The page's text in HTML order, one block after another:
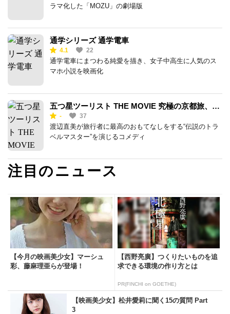
ラマ化した「MOZU」の劇場版
通学シリーズ 通学電車
4.1 22
通学電車にまつわる純愛を描き、女子中高生に人気のス
マホ小説を映画化
五つ星ツーリスト THE MOVIE 究極の京都旅、ご
案内します!!
- 37
渡辺直美が旅行者に最高のおもてなしをする“伝説のトラ
ベルマスター”を演じるコメディ
注目のニュース
【今月の映画美少女】マーシュ
彩、藤麻理亜らが登場！
【西野亮廣】つくりたいものを追
求できる環境の作り方とは
PR(FINCHI on GOETHE)
【映画美少女】松井愛莉に聞く15の質問 Part
3